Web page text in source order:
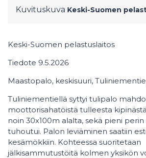
Kuvituskuva Keski-Suomen
Keski-Suomen pelastuslaitos
Tiedote 9.5.2026
Maastopalo, keskisuuri,
Tuliniementiellä syttyi tulipalo
moottorisahatöistä tulleesta
noin 30x100m alalta, sekä pieni perin
tuhoutui. Palon leviäminen saatiin
kesämökkiin. Kohteessa suoritetaan
jälkisammutustöitä kolmen yksikön